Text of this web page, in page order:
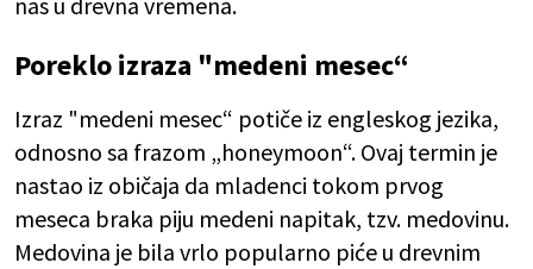
Poreklo izraza "medeni mesec“
Izraz "medeni mesec“ potiče iz engleskog jezika,
odnosno sa frazom „honeymoon“. Ovaj termin je
nastao iz običaja da mladenci tokom prvog
meseca braka piju medeni napitak, tzv. medovinu.
Medovina je bila vrlo popularno piće u drevnim